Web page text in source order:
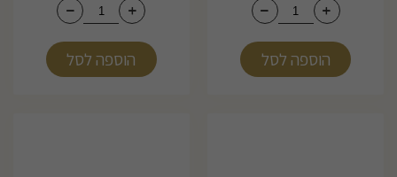
הוספה לסל הוספה לסל